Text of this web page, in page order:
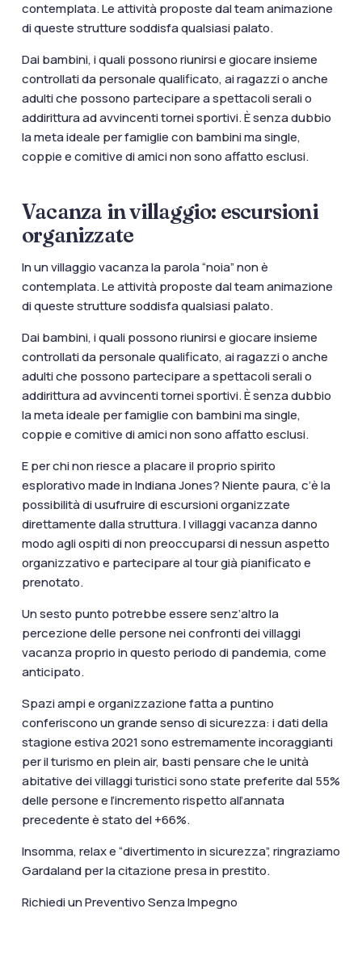
contemplata. Le attività proposte dal team animazione
di queste strutture soddisfa qualsiasi palato.
Dai bambini, i quali possono riunirsi e giocare insieme
controllati da personale qualificato, ai ragazzi o anche
adulti che possono partecipare a spettacoli serali o
addirittura ad avvincenti tornei sportivi. È senza dubbio
la meta ideale per famiglie con bambini ma single,
coppie e comitive di amici non sono affatto esclusi.
Vacanza in villaggio: escursioni
organizzate
In un villaggio vacanza la parola “noia” non è
contemplata. Le attività proposte dal team animazione
di queste strutture soddisfa qualsiasi palato.
Dai bambini, i quali possono riunirsi e giocare insieme
controllati da personale qualificato, ai ragazzi o anche
adulti che possono partecipare a spettacoli serali o
addirittura ad avvincenti tornei sportivi. È senza dubbio
la meta ideale per famiglie con bambini ma single,
coppie e comitive di amici non sono affatto esclusi.
E per chi non riesce a placare il proprio spirito
esplorativo made in Indiana Jones? Niente paura, c’è la
possibilità di usufruire di escursioni organizzate
direttamente dalla struttura. I villaggi vacanza danno
modo agli ospiti di non preoccuparsi di nessun aspetto
organizzativo e partecipare al tour già pianificato e
prenotato.
Un sesto punto potrebbe essere senz’altro la
percezione delle persone nei confronti dei villaggi
vacanza proprio in questo periodo di pandemia, come
anticipato.
Spazi ampi e organizzazione fatta a puntino
conferiscono un grande senso di sicurezza:i dati della
stagione estiva 2021sono estremamente incoraggianti
per il turismo en plein air, basti pensare che le unità
abitative dei villaggi turistici sono state preferite dal 55%
delle persone e l’incremento rispetto all’annata
precedente è stato del +66%.
Insomma, relax e “divertimento in sicurezza”, ringraziamo
Gardaland per la citazione presa in prestito.
Richiedi un Preventivo Senza Impegno